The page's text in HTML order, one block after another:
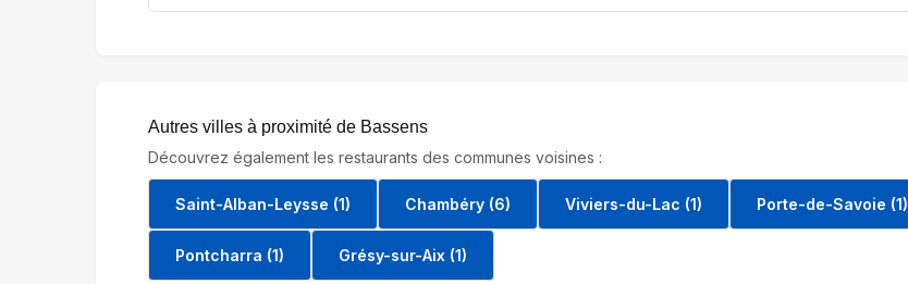
Autres villes à proximité de Bassens
Découvrez également les restaurants des communes voisines :
Saint-Alban-Leysse (1) Chambéry (6) Viviers-du-Lac (1) Porte-de-Savoie (1)
Pontcharra (1) Grésy-sur-Aix (1)